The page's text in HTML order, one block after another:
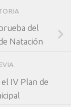
del
Natación
IV Plan de